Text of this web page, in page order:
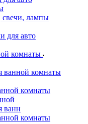
свечи, лампы
для авто
комнаты
ванной комнаты
комнаты
ванн
комнаты